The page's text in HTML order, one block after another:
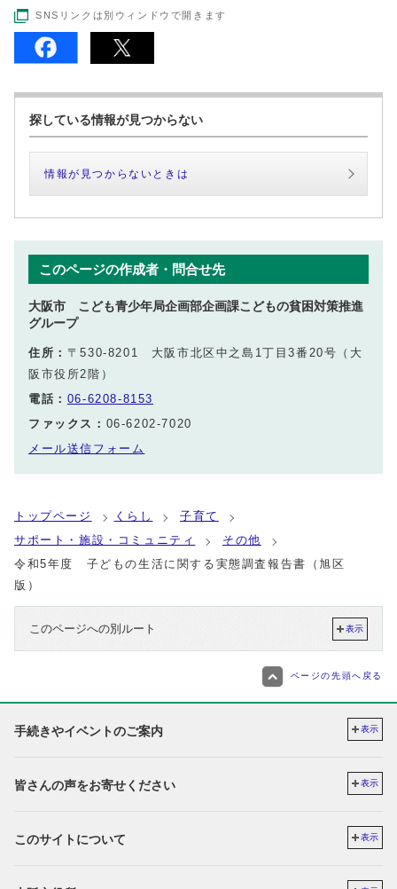
SNSリンクは別ウィンドウで開きます
探している情報が見つからない
情報が見つからないときは
このページの作成者・問合せ先
大阪市 こども青少年局企画部企画課こどもの貧困対策推進
グループ
住所： 〒530-8201 大阪市北区中之島1丁目3番20号（大
阪市役所2階）
電話： 06-6208-8153
ファックス： 06-6202-7020
メール送信フォーム
トップページ くらし
子育て
サポート・施設・コミュニティ
その他
令和5年度 子どもの生活に関する実態調査報告書（旭区
版）
このページへの別ルート 表示
ページの先頭へ戻る
手続きやイベントのご案内 表示
皆さんの声をお寄せください 表示
このサイトについて 表示